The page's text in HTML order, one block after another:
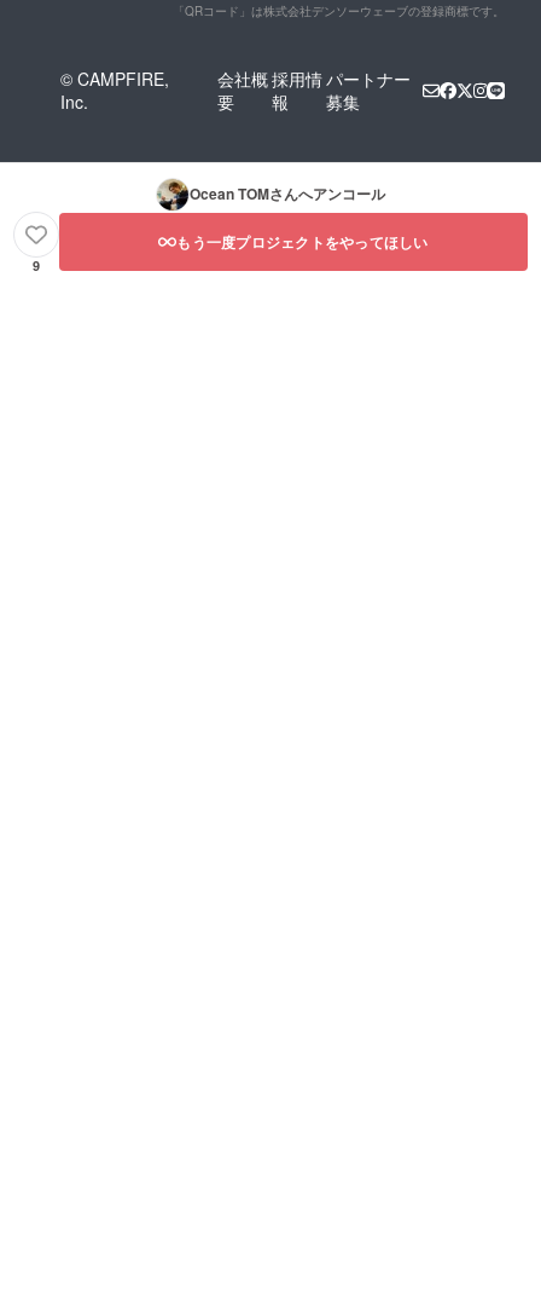
「QRコード」は株式会社デンソーウェーブの登録商標です。
© CAMPFIRE,
Inc.
会社概
要
採用情
報
パートナー
募集
Ocean TOMさんへアンコール
9
もう一度プロジェクトをやってほしい